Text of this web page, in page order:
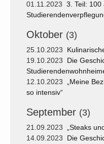
01.11.2023 3. Teil: 100
Oktober (3)
25.10.2023
19.10.2023
Die
12.10.2023 „Meine
so intensiv“
September (3)
21.09.2023 „Steaks
14.09.2023
Die